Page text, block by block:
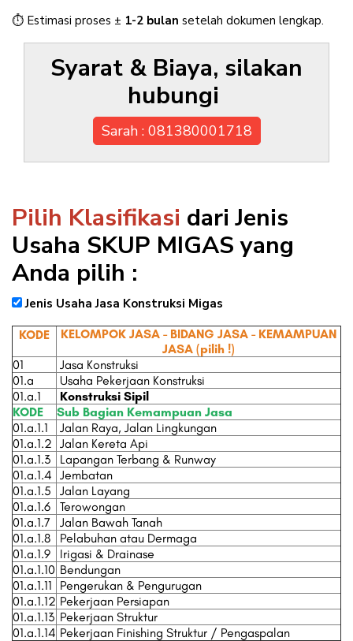
⏱ Estimasi proses ± 1-2 bulan setelah dokumen lengkap.
Syarat & Biaya, silakan
hubungi
Sarah : 081380001718
Pilih Klasifikasi dari Jenis
Usaha SKUP MIGAS yang
Anda pilih :
Jenis Usaha Jasa Konstruksi Migas
KODE
KELOMPOK JASA - BIDANG JASA - KEMAMPUAN
JASA (pilih !)
01
Jasa Konstruksi
01.a
Usaha Pekerjaan Konstruksi
01.a.1
Konstruksi Sipil
KODE
Sub Bagian Kemampuan Jasa
01.a.1.1
Jalan Raya, Jalan Lingkungan
01.a.1.2 Jalan Kereta Api
01.a.1.3
Lapangan Terbang & Runway
01.a.1.4 Jembatan
01.a.1.5
Jalan Layang
01.a.1.6
Terowongan
01.a.1.7
Jalan Bawah Tanah
01.a.1.8
Pelabuhan atau Dermaga
01.a.1.9
Irigasi & Drainase
01.a.1.10 Bendungan
01.a.1.11
Pengerukan & Pengurugan
01.a.1.12 Pekerjaan Persiapan
01.a.1.13 Pekerjaan Struktur
01.a.1.14 Pekerjaan Finishing Struktur / Pengaspalan